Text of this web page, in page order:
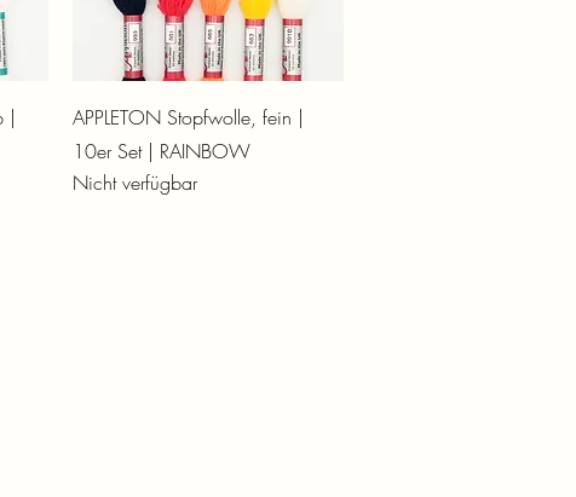
|
Schnellansicht
APPLETON Stopfwolle, fein |
10er Set | RAINBOW
Nicht verfügbar